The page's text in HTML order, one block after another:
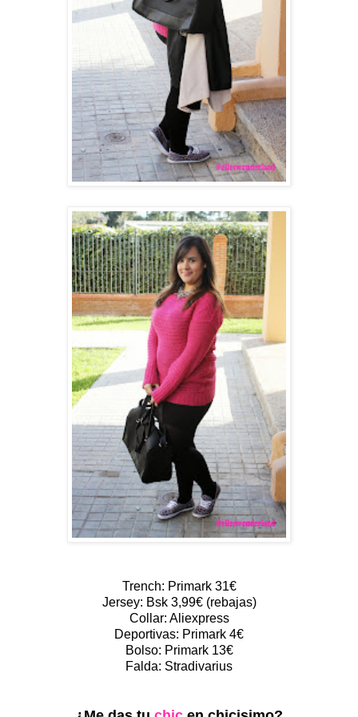
Trench: Primark 31€
Jersey: Bsk 3,99€ (rebajas)
Collar: Aliexpress
Deportivas: Primark 4€
Bolso: Primark 13€
Falda: Stradivarius